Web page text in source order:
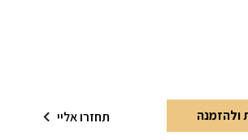
ולהזמנה תחזרו אליי